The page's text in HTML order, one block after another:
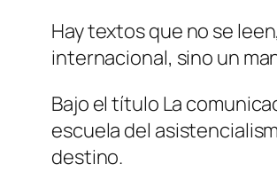
Hay textos que no se
internacional, sino un
Bajo el título La
escuela del
destino.